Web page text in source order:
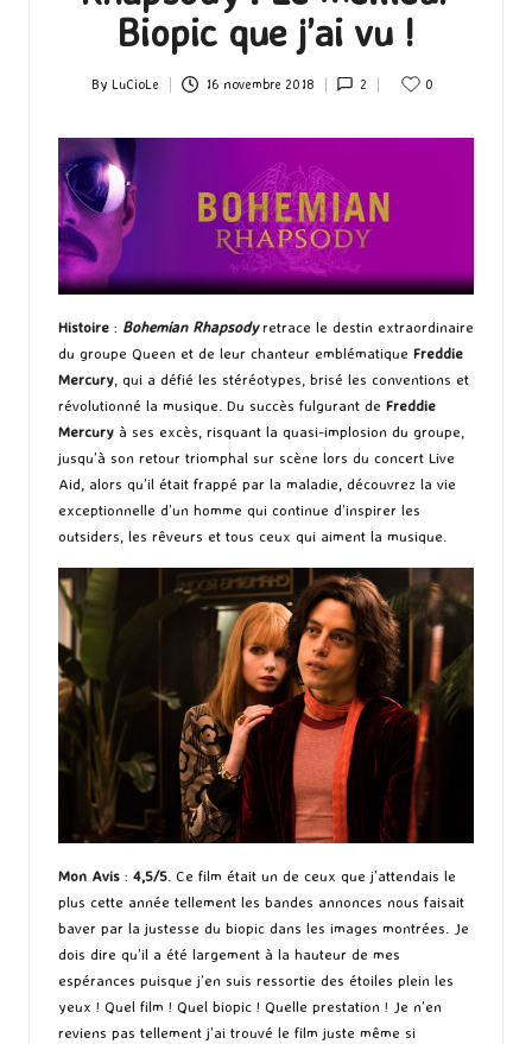
Biopic que j’ai vu !
Posted
By LuCioLe 16 novembre 2018 2 0
Histoire : Bohemian Rhapsodyretrace le destin extraordinaire
du groupe Queen et de leur chanteur emblématique Freddie
Mercury , qui a défié les stéréotypes, brisé les conventions et
révolutionné la musique. Du succès fulgurant de Freddie
Mercury à ses excès, risquant la quasi-implosion du groupe,
jusqu’à son retour triomphal sur scène lors du concert Live
Aid, alors qu’il était frappé par la maladie, découvrez la vie
exceptionnelle d’un homme qui continue d’inspirer les
outsiders, les rêveurs et tous ceux qui aiment la musique.
Mon Avis : 4,5/5 . Ce film était un de ceux que j’attendais le
plus cette année tellement les bandes annonces nous faisait
baver par la justesse du biopic dans les images montrées. Je
dois dire qu’il a été largement à la hauteur de mes
espérances puisque j’en suis ressortie des étoiles plein les
yeux ! Quel film ! Quel biopic ! Quelle prestation ! Je n’en
reviens pas tellement j’ai trouvé le film juste même si